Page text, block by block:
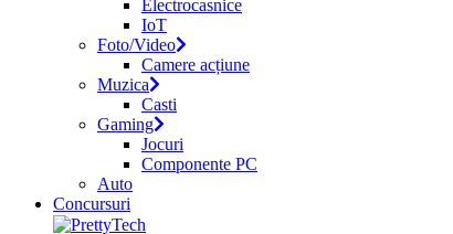
Electrocasnice
IoT
Foto/Video
Camere acțiune
Muzica
Casti
Gaming
Jocuri
Componente PC
Auto
Concursuri